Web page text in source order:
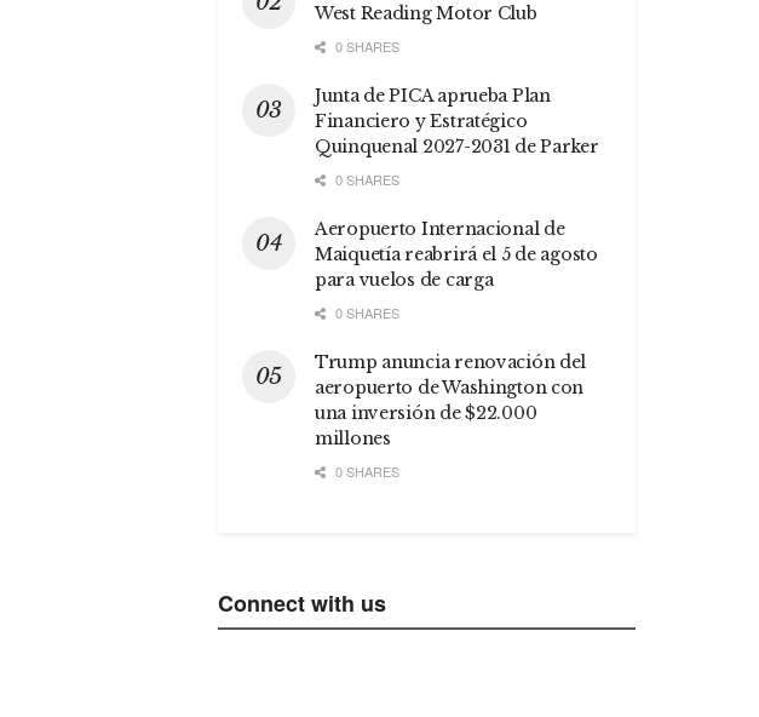
West Reading Motor Club
0 SHARES
Junta de PICA aprueba Plan
Financiero y Estratégico
Quinquenal 2027-2031 de Parker
0 SHARES
Aeropuerto Internacional de
Maiquetía reabrirá el 5 de agosto
para vuelos de carga
0 SHARES
Trump anuncia renovación del
aeropuerto de Washington con
una inversión de $22.000
millones
0 SHARES
Connect with us